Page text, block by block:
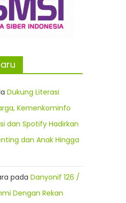
Dukung Literasi
Kemenkominfo
dan Spotify Hadirkan
dan Anak Hingga
padaDanyonif 126 /
Dengan Rekan